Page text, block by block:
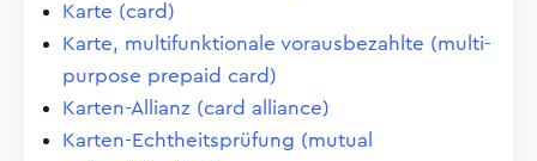
Karte (card)
Karte, multifunktionale vorausbezahlte (multi-
purpose prepaid card)
Karten-Allianz (card alliance)
Karten-Echtheitsprüfung (mutual